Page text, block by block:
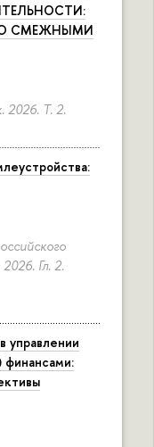
СМЕЖНЫМИ
2026. Т. 2.
Гл. 2.
управлении
финансами: